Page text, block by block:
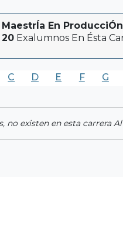
MaestrÍa En
20 Exalumnos En Ésta
C D E F G
no existen en esta carrera